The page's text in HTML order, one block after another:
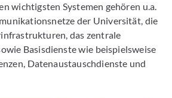
wichtigsten Systemen gehören u.a.
der Universität, die
das zentrale
Basisdienste wie beispielsweise
Datenaustauschdienste und